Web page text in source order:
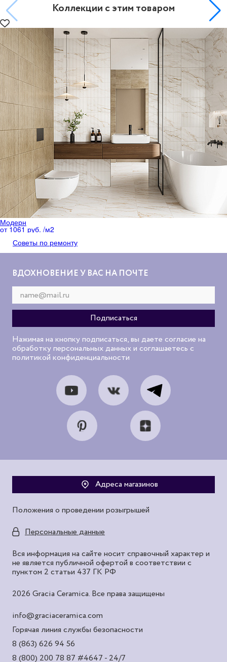
Коллекции с этим товаром
Модерн
от 1061 руб. /м2
Советы по ремонту
ВДОХНОВЕНИЕ У ВАС НА ПОЧТЕ
Нажимая на кнопку подписаться, вы даете согласие на
обработку персональных данных и соглашаетесь с
политикой конфиденциальности
Адреса магазинов
Положения о проведении розыгрышей
Персональные данные
Вся информация на сайте носит справочный характер и
не является публичной офертой в соответствии с
пунктом 2 статьи 437 ГК РФ
2026 Gracia Ceramica. Все права защищены
info@graciaceramica.com
Горячая линия службы безопасности
8 (863) 626 94 56
8 (800) 200 78 87 #4647 - 24/7